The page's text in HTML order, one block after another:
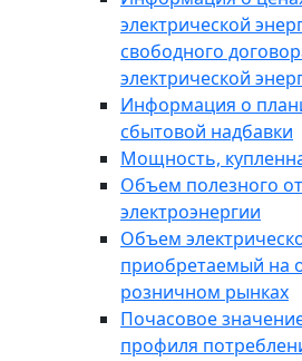
электрической
свободного
электрической
Информация о
сбытовой надбавки
Мощность,
Объем полезного
электроэнергии
Объем
приобретаемый на
розничном рынках
Почасовое
профиля